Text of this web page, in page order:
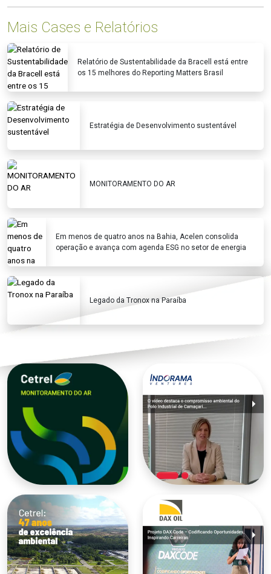
Mais Cases e Relatórios
Relatório de Sustentabilidade da Bracell está entre
os 15 melhores do Reporting Matters Brasil
Estratégia de Desenvolvimento sustentável
MONITORAMENTO DO AR
Em menos de quatro anos na Bahia, Acelen consolida
operação e avança com agenda ESG no setor de energia
Legado da Tronox na Paraíba